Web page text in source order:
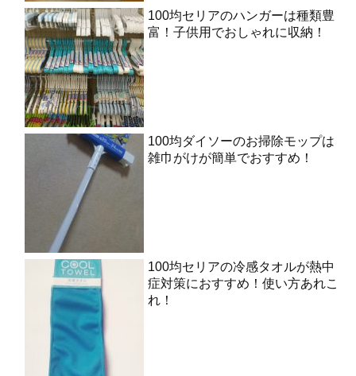
100均セリアのハンガーは種類豊
富！子供用でおしゃれに収納！
100均ダイソーのお掃除モップは
雑巾がけが簡単でおすすめ！
100均セリアの冷感タオルが熱中
症対策におすすめ！使い方あれこ
れ！